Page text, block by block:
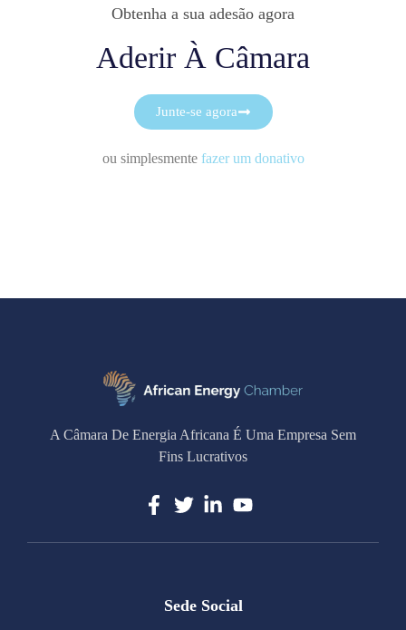
Obtenha a sua adesão agora
Aderir À Câmara
Junte-se agora
ou simplesmente fazer um donativo
A Câmara De Energia Africana É Uma Empresa Sem
Fins Lucrativos
Sede Social